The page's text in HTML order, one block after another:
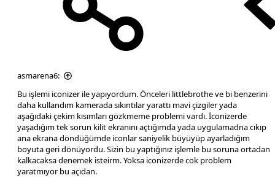
asmarena6:
Bu işlemi iconizer ile yapıyordum. Önceleri littlebrothe ve bi benzerini
daha kullandım kamerada sıkıntılar yarattı mavi çizgiler yada
aşağıdaki çekim kısımları gözkmeme problemi vardı. İconizerde
yaşadığım tek sorun kilit ekranını açtığımda yada uygulamadna cıkıp
ana ekrana döndüğümde iconlar saniyelik büyüyüp ayarladığım
boyuta geri dönüyordu. Sizin bu yaptığınız işlemle bu soruna ortadan
kalkacaksa denemek isteirm. Yoksa iconizerde cok problem
yaratmıyor bu açıdan.